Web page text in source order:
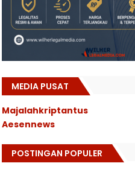
MEDIA PUSAT
Majalahkriptantus
Aesennews
POSTINGAN POPULER